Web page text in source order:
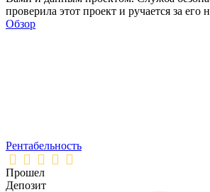
проверила этот проект и ручается за его
Обзор
Рентабельность
Прошел
Депозит